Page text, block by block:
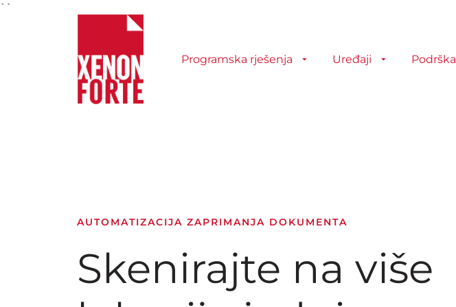
``
Programska rješenja Uređaji Podrška
AUTOMATIZACIJA ZAPRIMANJA DOKUMENTA
Skenirajte na više